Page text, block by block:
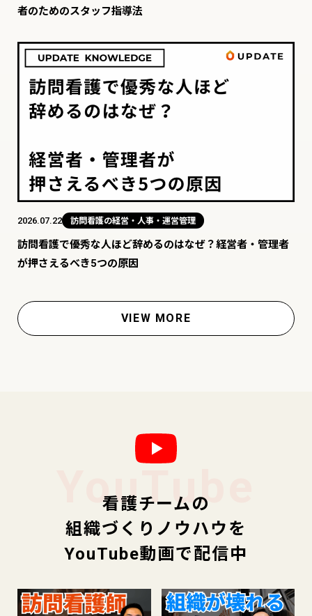
者のためのスタッフ指導法
2026.07.22 訪問看護の経営・人事・運営管理
訪問看護で優秀な人ほど辞めるのはなぜ？経営者・管理者
が押さえるべき5つの原因
VIEW MORE
YouTube
看護チームの
組織づくりノウハウを
YouTube動画で配信中